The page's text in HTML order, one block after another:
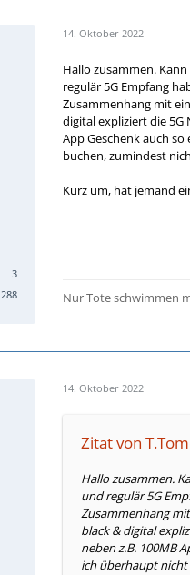
3
288
14. Oktober 2022
Hallo zusammen.
regulär 5G Empfang
Zusammenhang mit
digital expliziert die 5G
App Geschenk auch
buchen, zumindest
Kurz um, hat jemand
Nur Tote schwimmen
14. Oktober 2022
Zitat von
Hallo zusammen.
und regulär 5G
Zusammenhang
black & digital
neben z.B. 100MB
ich überhaupt